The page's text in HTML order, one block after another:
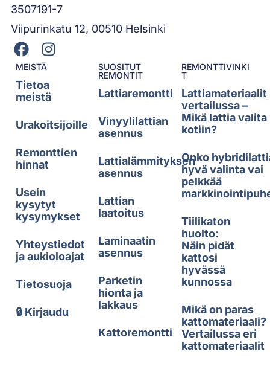
3507191-7
Viipurinkatu 12, 00510 Helsinki
MEISTÄ
Tietoa
meistä
Urakoitsijoille
Remonttien
hinnat
Usein
kysytyt
kysymykset
Yhteystiedot
ja aukioloajat
Tietosuoja
🔒 Kirjaudu
SUOSITUT
REMONTIT
Lattiaremontti
Vinyylilattian
asennus
Lattialämmityksen
asennus
Lattian
laatoitus
Laminaatin
asennus
Parketin
hionta ja
lakkaus
Kattoremontti
REMONTTIVINKI
T
Lattiamateriaalit
vertailussa –
Mikä lattia valita
kotiin?
Onko
hyvä valinta vai
pelkkää
Tiilikaton
huolto:
Näin pidät
kattosi
hyvässä
kunnossa
Mikä on paras
kattomateriaali?
Vertailussa eri
kattomateriaalit